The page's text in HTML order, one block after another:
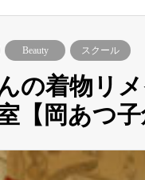
Beauty スクール
の着物リ
【岡あつ子